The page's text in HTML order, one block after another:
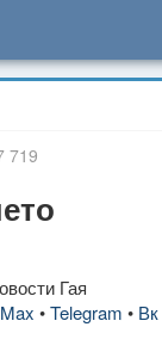
719
Гая
Max •Telegram • Вк